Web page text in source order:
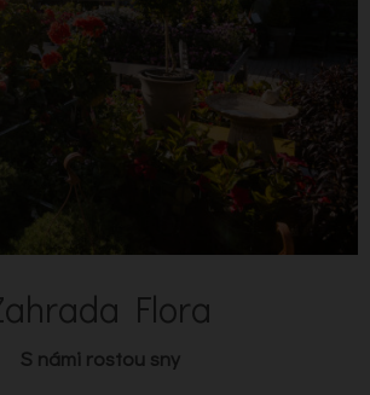
Flora
S námi rostou sny